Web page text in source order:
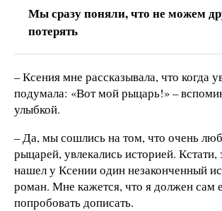
Мы сразу поняли, что не можем
потерять
– Ксения мне рассказывала, что когда
подумала: «Вот мой рыцарь!» –
улыбкой.
– Да, мы сошлись на том, что очень
рыцарей, увлекались историей. Кстати,
нашел у Ксении один незаконченный
роман. Мне кажется, что я должен сам
попробовать дописать.